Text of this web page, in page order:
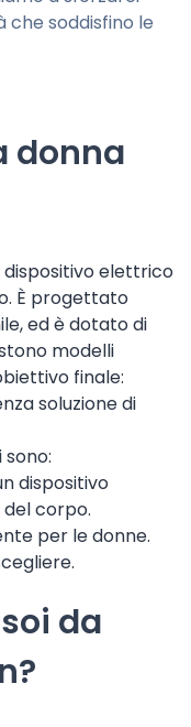
soddisfino le
donna
dispositivo elettrico
È progettato
ed è dotato di
modelli
finale:
soluzione di
dispositivo
corpo.
per le donne.
da